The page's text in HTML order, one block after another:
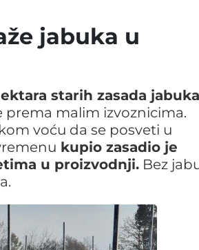
jabuka u
starih zasada jabuka
prema malim izvoznicima.
voću da se posveti u
kupio zasadio je
u proizvodnji. Bez